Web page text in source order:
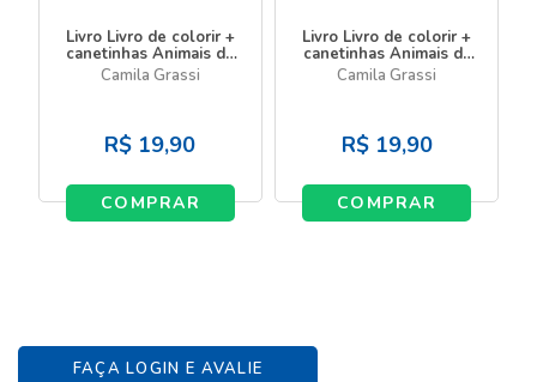
Livro Livro de colorir +
canetinhas Animais da
fazenda - Livro com
Camila Grassi
R$ 19,90
COMPRAR
Livro Livro de colorir +
canetinhas Animais da
selva - Livro com
Camila Grassi
R$ 19,90
COMPRAR
FAÇA LOGIN E AVALIE